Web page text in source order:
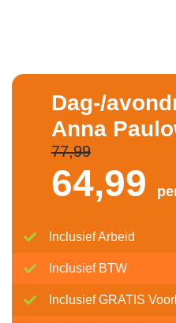
Dag-/
Anna
77,99
64,99
Inclusief Arbeid
Inclusief BTW
Inclusief GRATIS